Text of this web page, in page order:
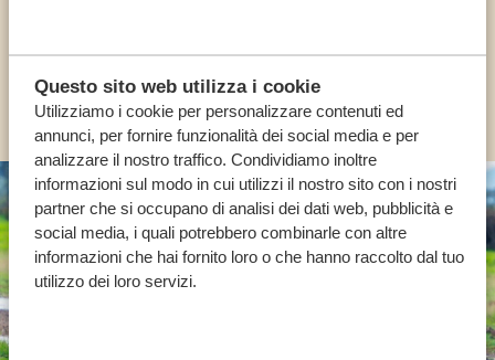
Questo sito web utilizza i cookie
Utilizziamo i cookie per personalizzare contenuti ed
annunci, per fornire funzionalità dei social media e per
analizzare il nostro traffico. Condividiamo inoltre
informazioni sul modo in cui utilizzi il nostro sito con i nostri
partner che si occupano di analisi dei dati web, pubblicità e
social media, i quali potrebbero combinarle con altre
informazioni che hai fornito loro o che hanno raccolto dal tuo
utilizzo dei loro servizi.
ALTRI PAESI